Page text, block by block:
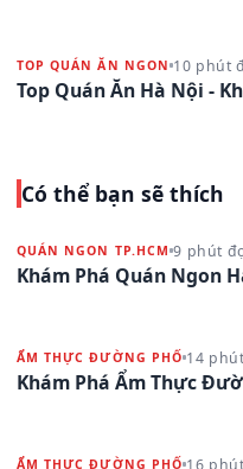
TOP QUÁN ĂN NGON 10 phút
Top Quán Ăn Hà Nội -
Có thể bạn sẽ thích
QUÁN NGON TP.HCM 9 phút
Khám Phá Quán Ngon
ẨM THỰC ĐƯỜNG PHỐ 14
Khám Phá Ẩm Thực
ẨM THỰC ĐƯỜNG PHỐ 16